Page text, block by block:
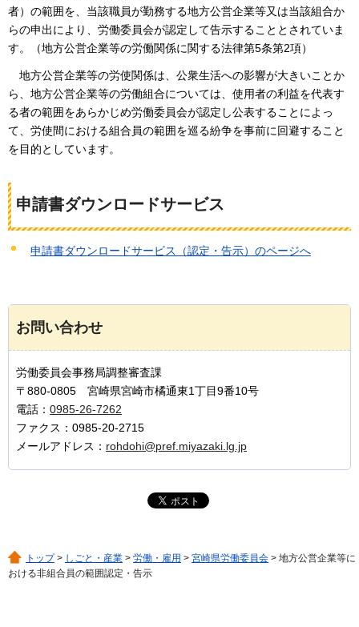
者）の範囲を、当該職員が勤務する地方公営企業等又は当該組合か
らの申出により、労働委員会が認定して告示することとされていま
す。（地方公営企業等の労働関係に関する法律第5条第2項）
地方公営企業等の労使関係は、公衆生活への影響が大きいことか
ら、地方公営企業等の労働組合については、使用者の利益を代表す
る者の範囲をあらかじめ労働委員会が認定し公表することによっ
て、労使間における組合員の範囲を巡る紛争を事前に回避すること
を目的としています。
申請書ダウンロードサービス
申請書ダウンロードサービス（認定・告示）のページへ
お問い合わせ
労働委員会事務局調整審査課
〒880-0805 宮崎県宮崎市橘通東1丁目9番10号
電話： 0985-26-7262
ファクス：0985-20-2715
メールアドレス： rohdohi@pref.miyazaki.lg.jp
トップ> しごと・産業 > 労働・雇用 > 宮崎県労働委員会 > 地方公営企業等に
おける非組合員の範囲認定・告示